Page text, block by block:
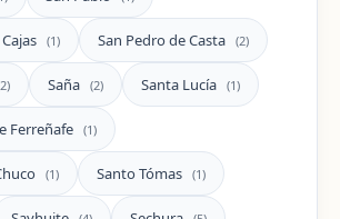
(1) San Pedro de Casta (2)
Saña (2) Santa Lucía (1)
Ferreñafe (1)
(1) Santo Tómas (1)